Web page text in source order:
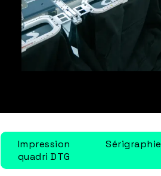
Impression
quadri DTG
Sérigraphie